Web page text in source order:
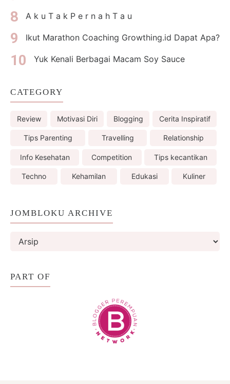
A k u T a k P e r n a h T a u
Ikut Marathon Coaching Growthing.id Dapat Apa?
Yuk Kenali Berbagai Macam Soy Sauce
CATEGORY
Review Motivasi Diri Blogging Cerita Inspiratif
Tips Parenting Travelling Relationship
Info Kesehatan Competition Tips kecantikan
Techno Kehamilan Edukasi Kuliner
JOMBLOKU ARCHIVE
PART OF